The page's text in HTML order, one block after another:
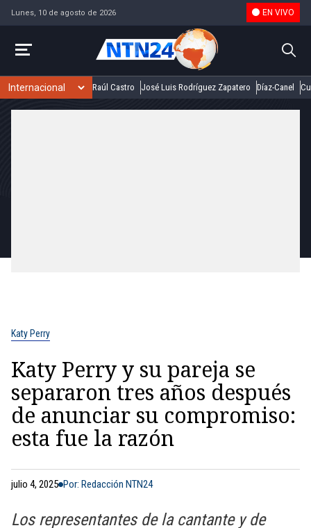
Lunes, 10 de agosto de 2026 EN VIVO
Raúl Castro José Luis Rodríguez Zapatero Díaz-Canel
Katy Perry
Katy Perry y su pareja se
separaron tres años después
de anunciar su compromiso:
esta fue la razón
julio 4, 2025 Por: Redacción NTN24
Los representantes de la cantante y de